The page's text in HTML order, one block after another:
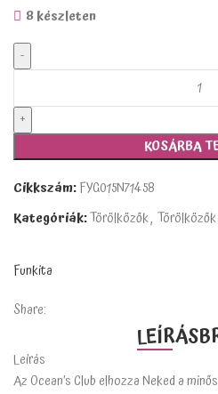
8 készleten
KOSÁRBA
Cikkszám:FYG015N71458
Kategóriák:Törölközők, Törölközők
Funkita
Share:
LEÍRÁS
Leírás
Az Ocean’s Club elhozza Neked a